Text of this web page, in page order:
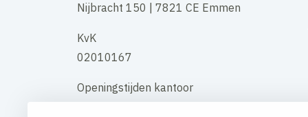
Nijbracht 150 | 7821 CE Emmen
KvK
02010167
Openingstijden kantoor